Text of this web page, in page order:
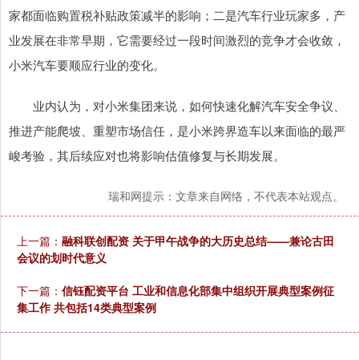
家都面临购置税补贴政策减半的影响；二是汽车行业玩家多，产
业发展在非常早期，它需要经过一段时间激烈的竞争才会收敛，
小米汽车要顺应行业的变化。
业内认为，对小米集团来说，如何快速化解汽车安全争议、
推进产能爬坡、重塑市场信任，是小米跨界造车以来面临的最严
峻考验，其后续应对也将影响估值修复与长期发展。
瑞和网提示：文章来自网络，不代表本站观点。
上一篇： 融科联创配资 关于甲午战争的大历史总结——兼论古田
会议的划时代意义
下一篇： 信钰配资平台 工业和信息化部集中组织开展典型案例征
集工作 共包括14类典型案例